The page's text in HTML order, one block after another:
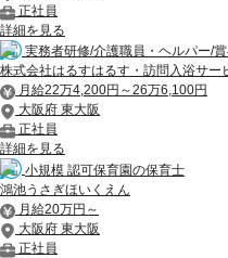
正社員
詳細を見る
実務者研修/介護職員・ヘルパー/
株式会社はるすはるす・訪問入浴サー
月給22万4,200円～26万6,100円
大阪府 東大阪
正社員
詳細を見る
小規模 認可保育園の保育士
鴻池うさぎほいくえん
月給20万円～
大阪府 東大阪
正社員